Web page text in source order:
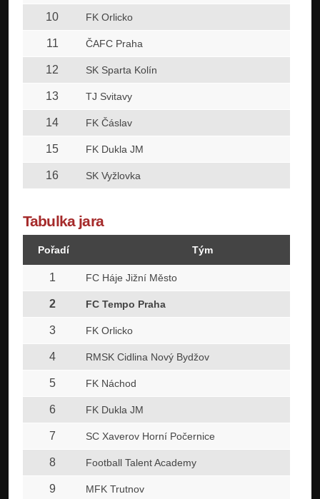
10 FK Orlicko
11 ČAFC Praha
12 SK Sparta Kolín
13 TJ Svitavy
14 FK Čáslav
15 FK Dukla JM
16 SK Vyžlovka
Tabulka jara
Pořadí Tým
1 FC Háje Jižní Město
2 FC Tempo Praha
3 FK Orlicko
4 RMSK Cidlina Nový Bydžov
5 FK Náchod
6 FK Dukla JM
7 SC Xaverov Horní Počernice
8 Football Talent Academy
9 MFK Trutnov